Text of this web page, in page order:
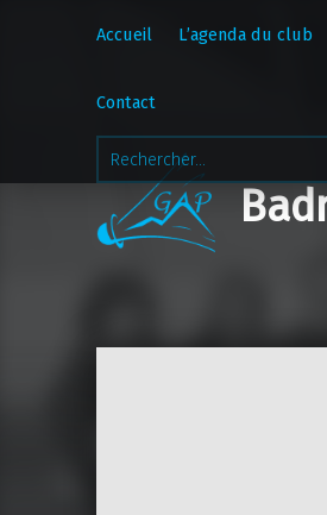
Rechercher :
Accueil L’agenda du club
Contact